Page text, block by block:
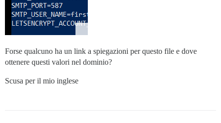
Forse qualcuno ha un link a spiegazioni per questo file e dove
ottenere questi valori ​​nel dominio?
Scusa per il mio inglese